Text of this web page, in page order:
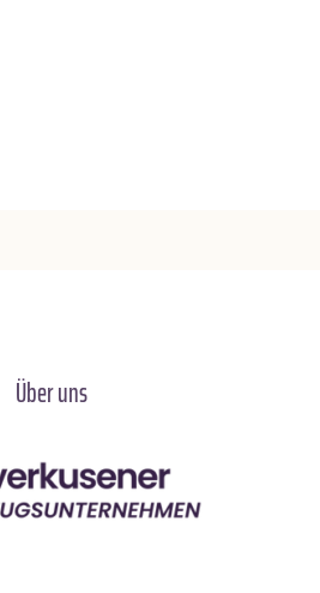
Über uns